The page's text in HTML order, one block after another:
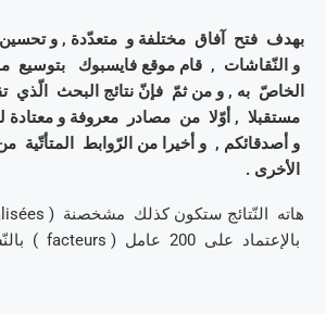
بهدف فتح آفاق مختلفة و متعدّدة , و
و النّقاشات , قام موقع فايسبوك بتوسيع
الخاصّ به , و من ثمّ فإنّ نتائج البحث الّذي
مستقبلا , أوّلا من مصادر معروفة و
و أصدقائكم , و أخيرا من الرّوابط المتأتّية
الأخرى .
بالإعتماد على 200 عامل ( facteurs ) بالنّسبة لكلّ مستخدم .